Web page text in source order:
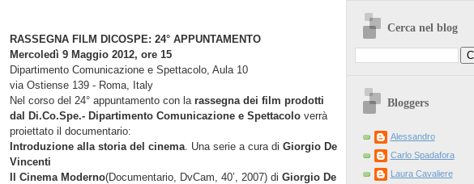
RASSEGNA FILM DICOSPE: 24° APPUNTAMENTO
Mercoledì 9 Maggio 2012, ore 15
Dipartimento Comunicazione e Spettacolo, Aula 10
via Ostiense 139 - Roma, Italy
Nel corso del 24° appuntamento con la rassegna dei film prodotti
dal Di.Co.Spe.- Dipartimento Comunicazione e Spettacoloverrà
proiettato il documentario:
Introduzione alla storia del cinema. Una serie a cura di Giorgio De
Vincenti
Il Cinema Moderno(Documentario, DvCam, 40’ , 2007) di Giorgio De
Cerca nel blog
Bloggers
Alessandro
Carlo Spadafora
Laura Cavaliere